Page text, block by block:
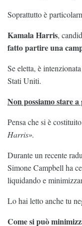
Soprattutto è
Kamala Harris,
fatto partire una
Se eletta, è
Stati Uniti.
Non possiamo stare
Pensa che si è
Harris».
Durante un recente
Simone Campbell ha
liquidando e
Lo hai letto anche tu
Come si può